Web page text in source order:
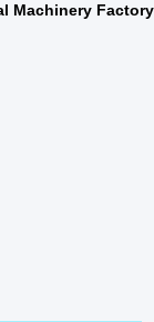
Machinery Factory